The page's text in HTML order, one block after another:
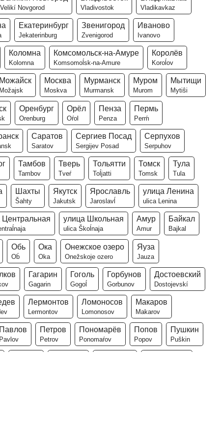
Velikí Novgorod Vladivostok Vladikavkaz
Екатеринбург
Jekaterinburg
Звенигород
Zvenigorod
Иваново
Ivanovo
Коломна
Kolomna
Комсомольск-на-Амуре
Komsomoĺsk-na-Amure
Королёв
Koroĺov
Можайск
Možajsk
Москва
Moskva
Мурманск
Murmansk
Муром
Murom
Мытищи
Mytiŝi
Оренбург
Orenburg
Орёл
Oŕol
Пенза
Penza
Пермь
Perḿ
Саратов
Saratov
Сергиев Посад
Sergijev Posad
Серпухов
Serpuhov
Тамбов
Tambov
Тверь
Tveŕ
Тольятти
Toĺjatti
Томск
Tomsk
Тула
Tula
Шахты
Šahty
Якутск
Jakutsk
Ярославль
Jaroslavĺ
улица Ленина
ulica Lenina
Центральная улица Школьная
ulica Škoĺnaja
Амур
Amur
Байкал
Bajkal
Обь
Ob́
Ока
Oka
Онежское озеро
Onežskoje ozero
Яуза
Jauza
Гагарин
Gagarin
Гоголь
Gogoĺ
Горбунов
Gorbunov
Достоевский
Dostojevskí
Лермонтов
Lermontov
Ломоносов
Lomonosov
Макаров
Makarov
Павлов
Pavlov
Петров
Petrov
Пономарёв
Ponomaŕov
Попов
Popov
Пушкин
Puškin